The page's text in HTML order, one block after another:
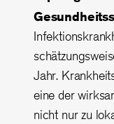
Jahr.
eine der
nicht nur zu